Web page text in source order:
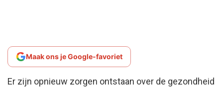
Maak ons je Google-favoriet
Er zijn opnieuw zorgen ontstaan over de gezondheid